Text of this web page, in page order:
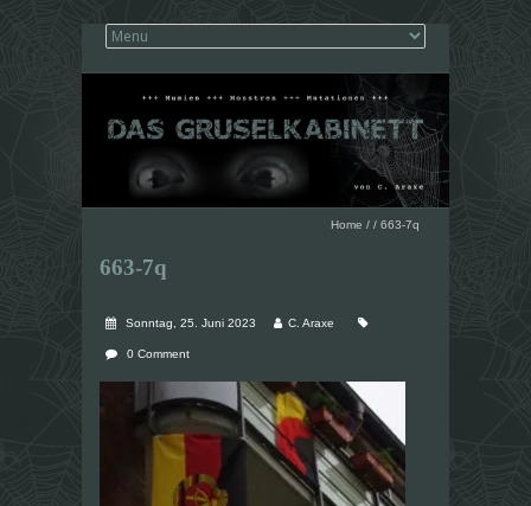
Home / / 663-7q
663-7q
Sonntag, 25. Juni 2023 C. Araxe
0 Comment